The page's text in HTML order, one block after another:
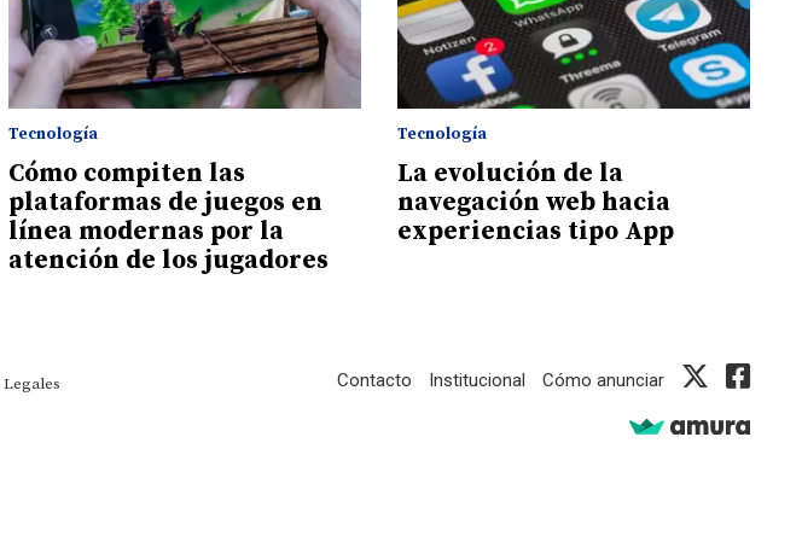
Tecnología
Cómo compiten las
plataformas de juegos en
línea modernas por la
atención de los jugadores
Tecnología
La evolución de la
navegación web hacia
experiencias tipo App
Legales Contacto Institucional Cómo anunciar